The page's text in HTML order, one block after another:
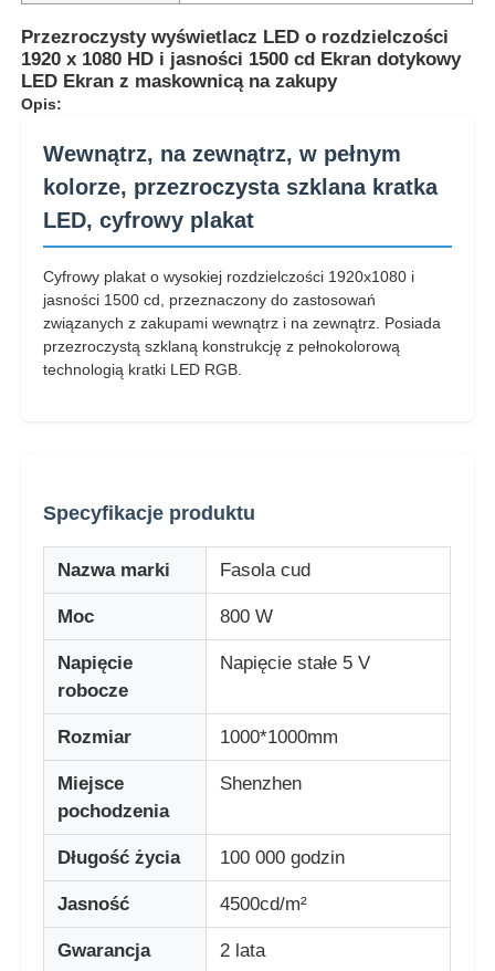
Do domu
Kontrola jakości
Skontaktuj się z nami
Nowości
Wszystkie przypadki
Ekran siatki LED
Przezroczysty wyświetlacz LED o rozdzielczości
1920 x 1080 HD i jasności 1500 cd Ekran dotykowy
LED Ekran z maskownicą na zakupy
Opis:
Wewnątrz, na zewnątrz, w pełnym
kolorze, przezroczysta szklana kratka
LED, cyfrowy plakat
Cyfrowy plakat o wysokiej rozdzielczości 1920x1080 i
jasności 1500 cd, przeznaczony do zastosowań
związanych z zakupami wewnątrz i na zewnątrz. Posiada
przezroczystą szklaną konstrukcję z pełnokolorową
technologią kratki LED RGB.
Specyfikacje produktu
Nazwa marki Fasola cud
Moc 800 W
Napięcie
robocze
Napięcie stałe 5 V
Rozmiar 1000*1000mm
Miejsce
pochodzenia
Shenzhen
Długość życia 100 000 godzin
Jasność 4500cd/m²
Gwarancja 2 lata